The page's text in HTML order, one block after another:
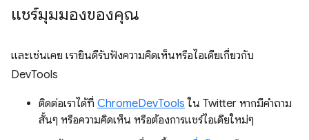
แชร์มุมมองของคุณ
และเช่นเคย เรายินดีรับฟังความคิดเห็นหรือไอเดียเกี่ยวกับ
DevTools
ติดต่อเราได้ที่ ChromeDevTools ใน Twitter หากมีคำถาม
สั้นๆ หรือความคิดเห็น หรือต้องการแชร์ไอเดียใหม่ๆ